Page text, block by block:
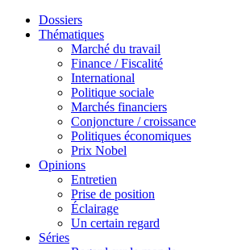
Dossiers
Thématiques
Marché du travail
Finance / Fiscalité
International
Politique sociale
Marchés financiers
Conjoncture / croissance
Politiques économiques
Prix Nobel
Opinions
Entretien
Prise de position
Éclairage
Un certain regard
Séries